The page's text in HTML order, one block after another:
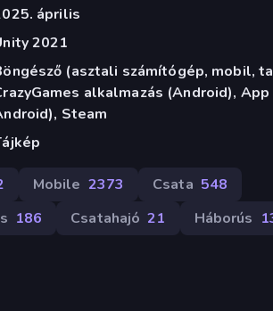
április
2021
(asztali számítógép, mobil,
alkalmazás (Android),
Steam
Mobile 2373 Csata 548
186 Csatahajó 21 Háborús